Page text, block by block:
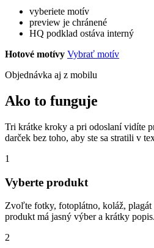
vyberiete motív
preview je chránené
HQ podklad ostáva interný
Hotové motívy Vybrať motív
Objednávka aj z mobilu
Ako to funguje
Tri krátke kroky a pri odoslaní vidíte
darček bez toho, aby ste sa stratili v
1
Vyberte produkt
Zvoľte fotky, fotoplátno, koláž,
produkt má jasný výber a krátky popis.
2